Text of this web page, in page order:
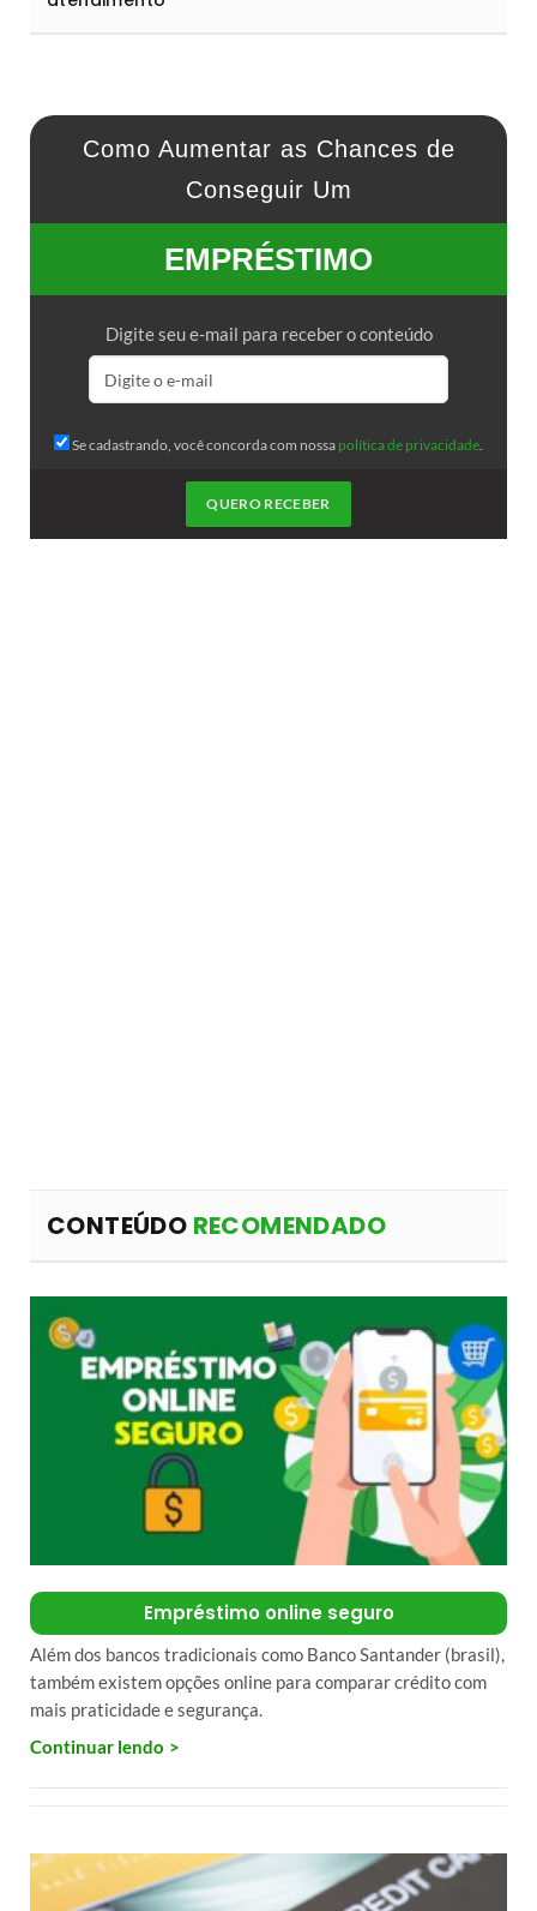
Como Aumentar as Chances de
Conseguir Um
EMPRÉSTIMO
Digite seu e-mail para receber o conteúdo
Se cadastrando, você concorda com nossa política de privacidade.
QUERO RECEBER
CONTEÚDO RECOMENDADO
Empréstimo online seguro
Além dos bancos tradicionais como Banco Santander (brasil),
também existem opções online para comparar crédito com
mais praticidade e segurança.
Continuar lendo